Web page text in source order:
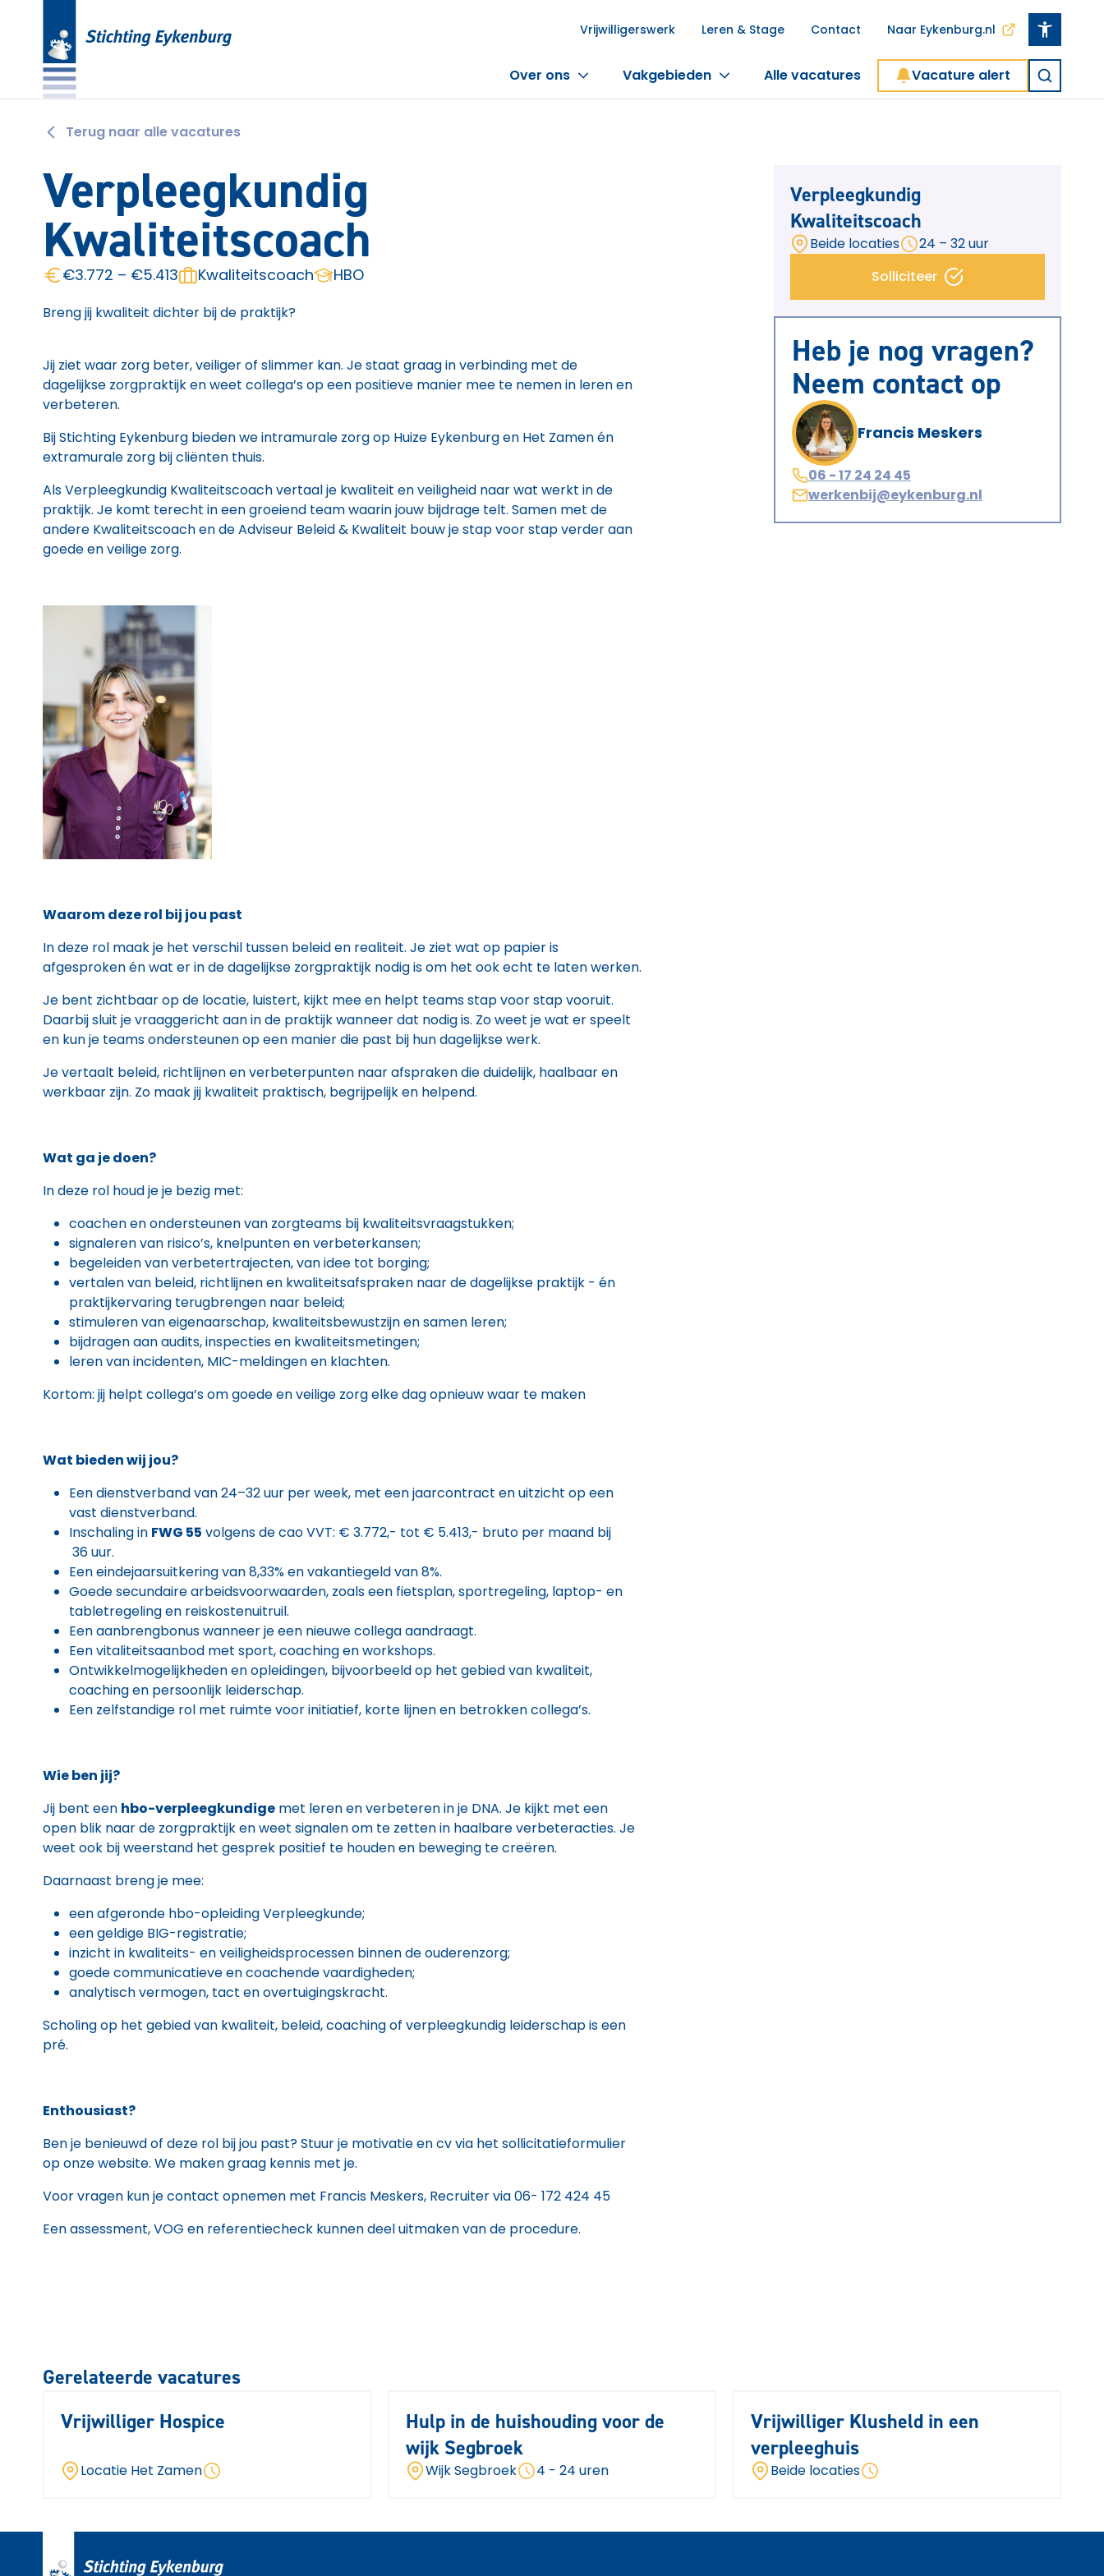
Vrijwilligerswerk Leren & Stage Contact Naar Eykenburg.nl
Over ons Vakgebieden Alle vacatures Vacature alert
Terug naar alle vacatures
Verpleegkundig
Kwaliteitscoach
€3.772 – €5.413 Kwaliteitscoach HBO
Breng jij kwaliteit dichter bij de praktijk?
Jij ziet waar zorg beter, veiliger of slimmer kan. Je staat graag in verbinding met de
dagelijkse zorgpraktijk en weet collega’s op een positieve manier mee te nemen in leren en
verbeteren.
Bij Stichting Eykenburg bieden we intramurale zorg op Huize Eykenburg en Het Zamen én
extramurale zorg bij cliënten thuis.
Als Verpleegkundig Kwaliteitscoach vertaal je kwaliteit en veiligheid naar wat werkt in de
praktijk. Je komt terecht in een groeiend team waarin jouw bijdrage telt. Samen met de
andere Kwaliteitscoach en de Adviseur Beleid & Kwaliteit bouw je stap voor stap verder aan
goede en veilige zorg.
Waarom deze rol bij jou past
In deze rol maak je het verschil tussen beleid en realiteit. Je ziet wat op papier is
afgesproken én wat er in de dagelijkse zorgpraktijk nodig is om het ook echt te laten werken.
Je bent zichtbaar op de locatie, luistert, kijkt mee en helpt teams stap voor stap vooruit.
Daarbij sluit je vraaggericht aan in de praktijk wanneer dat nodig is. Zo weet je wat er speelt
en kun je teams ondersteunen op een manier die past bij hun dagelijkse werk.
Je vertaalt beleid, richtlijnen en verbeterpunten naar afspraken die duidelijk, haalbaar en
werkbaar zijn. Zo maak jij kwaliteit praktisch, begrijpelijk en helpend.
Wat ga je doen?
In deze rol houd je je bezig met:
coachen en ondersteunen van zorgteams bij kwaliteitsvraagstukken;
signaleren van risico’s, knelpunten en verbeterkansen;
begeleiden van verbetertrajecten, van idee tot borging;
vertalen van beleid, richtlijnen en kwaliteitsafspraken naar de dagelijkse praktijk - én
praktijkervaring terugbrengen naar beleid;
stimuleren van eigenaarschap, kwaliteitsbewustzijn en samen leren;
bijdragen aan audits, inspecties en kwaliteitsmetingen;
leren van incidenten, MIC-meldingen en klachten.
Kortom: jij helpt collega’s om goede en veilige zorg elke dag opnieuw waar te maken
Wat bieden wij jou?
Een dienstverband van 24–32 uur per week, met een jaarcontract en uitzicht op een
vast dienstverband.
Inschaling in FWG 55 volgens de cao VVT: € 3.772,- tot € 5.413,- bruto per maand bij
36 uur.
Een eindejaarsuitkering van 8,33% en vakantiegeld van 8%.
Goede secundaire arbeidsvoorwaarden, zoals een fietsplan, sportregeling, laptop- en
tabletregeling en reiskostenuitruil.
Een aanbrengbonus wanneer je een nieuwe collega aandraagt.
Een vitaliteitsaanbod met sport, coaching en workshops.
Ontwikkelmogelijkheden en opleidingen, bijvoorbeeld op het gebied van kwaliteit,
coaching en persoonlijk leiderschap.
Een zelfstandige rol met ruimte voor initiatief, korte lijnen en betrokken collega’s.
Wie ben jij?
Jij bent een hbo-verpleegkundige met leren en verbeteren in je DNA. Je kijkt met een
open blik naar de zorgpraktijk en weet signalen om te zetten in haalbare verbeteracties. Je
weet ook bij weerstand het gesprek positief te houden en beweging te creëren.
Daarnaast breng je mee:
een afgeronde hbo-opleiding Verpleegkunde;
een geldige BIG-registratie;
inzicht in kwaliteits- en veiligheidsprocessen binnen de ouderenzorg;
goede communicatieve en coachende vaardigheden;
analytisch vermogen, tact en overtuigingskracht.
Scholing op het gebied van kwaliteit, beleid, coaching of verpleegkundig leiderschap is een
pré.
Enthousiast?
Ben je benieuwd of deze rol bij jou past? Stuur je motivatie en cv via het sollicitatieformulier
op onze website. We maken graag kennis met je.
Voor vragen kun je contact opnemen met Francis Meskers, Recruiter via 06- 172 424 45
Een assessment, VOG en referentiecheck kunnen deel uitmaken van de procedure.
Verpleegkundig
Kwaliteitscoach
Beide locaties
24 – 32 uur
Solliciteer
Heb je nog vragen?
Neem contact op
Francis Meskers
06 - 17 24 24 45
werkenbij@eykenburg.nl
Gerelateerde vacatures
Vrijwilliger Hospice
Locatie Het Zamen
Hulp in de huishouding voor de
wijk Segbroek
Wijk Segbroek 4 - 24 uren
Vrijwilliger Klusheld in een
verpleeghuis
Beide locaties